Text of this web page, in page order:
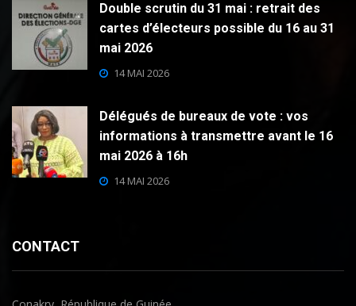
Double scrutin du 31 mai : retrait des
cartes d’électeurs possible du 16 au 31
mai 2026
14 MAI 2026
Délégués de bureaux de vote : vos
informations à transmettre avant le 16
mai 2026 à 16h
14 MAI 2026
CONTACT